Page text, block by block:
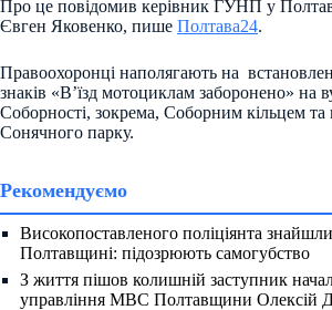
Про це повідомив керівник ГУНП у
Євген Яковенко, пише Полтава24.
Правоохоронці наполягають на
знаків «В’їзд мотоциклам заборонено» на
Соборності, зокрема, Соборним кільцем та
Сонячного парку.
Рекомендуємо
Високопоставленого поліціянта
Полтавщині: підозрюють самогубство
З життя пішов колишній заступник
управління МВС Полтавщини Олексій